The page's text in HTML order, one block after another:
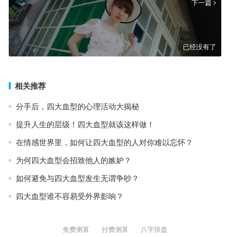
下一篇
已经没有了
相关推荐
分手后，四大血型的心理活动大揭秘
提升人生的层级！四大血型就该这样做！
在情感世界里，如何让四大血型的人对你难以忘怀？
为何四大血型会招致他人的嫉妒？
如何避免与四大血型发生无谓争吵？
四大血型谁不容易受外界影响？
免费测算 付费测算 八字排盘